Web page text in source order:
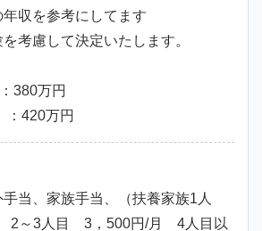
収を参考にしてます
考慮して決定いたします。
380万円
：420万円
当、家族手当、（扶養家族1人
2～3人目 3，500円/月 4人目以